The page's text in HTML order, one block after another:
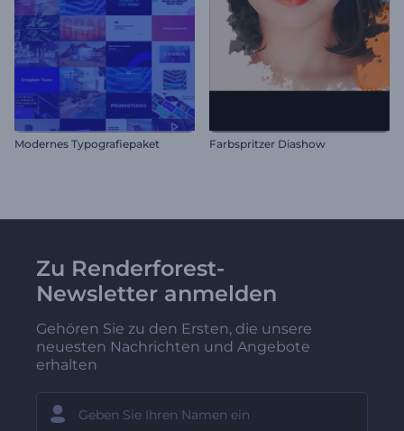
Modernes Typografiepaket Farbspritzer Diashow
Zu Renderforest-
Newsletter anmelden
Gehören Sie zu den Ersten, die unsere
neuesten Nachrichten und Angebote
erhalten